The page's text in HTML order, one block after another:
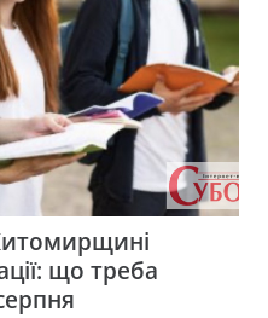
що треба